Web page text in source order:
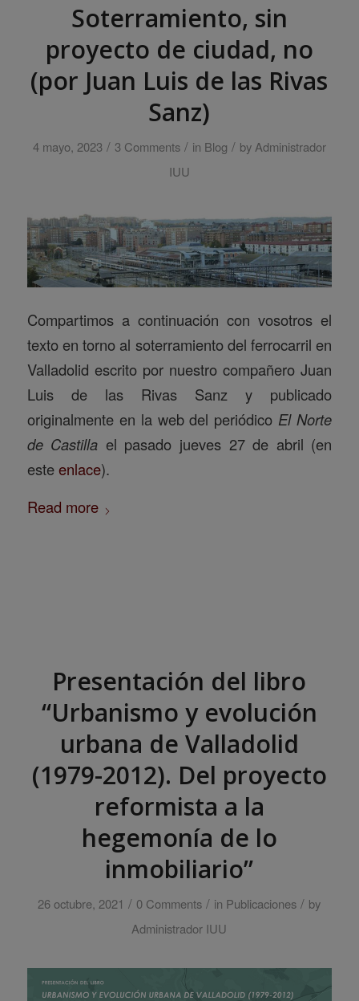
Soterramiento, sin
proyecto de ciudad, no
(por Juan Luis de las Rivas
Sanz)
4 mayo, 2023 / 3 Comments / in Blog / by Administrador
IUU
Compartimos a continuación con vosotros el
texto en torno al soterramiento del ferrocarril en
Valladolid escrito por nuestro compañero Juan
Luis de las Rivas Sanz y publicado
originalmente en la web del periódico El Norte
de Castilla el pasado jueves 27 de abril (en
esteenlace).
Read more
Presentación del libro
“Urbanismo y evolución
urbana de Valladolid
(1979-2012). Del proyecto
reformista a la
hegemonía de lo
inmobiliario”
26 octubre, 2021 / 0 Comments / in Publicaciones / by
Administrador IUU